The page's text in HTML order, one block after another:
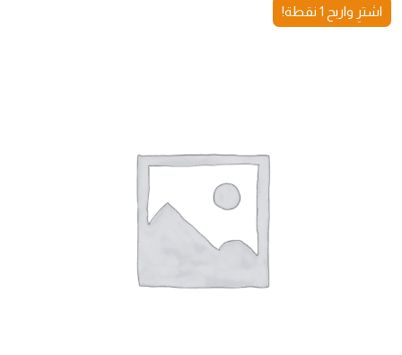
اشترِ واربح 1 نقطة!